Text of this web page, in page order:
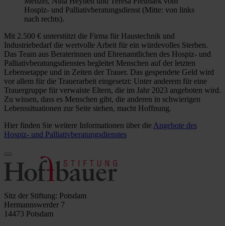
Hospiz- und Palliativberatungsdienst (Mitte: von links
nach rechts).
Mit 2.500 € unterstützt die Firma für Haustechnik und
Industriebedarf die wertvolle Arbeit für ein würdevolles Sterben.
Das Team aus Beraterinnen und Ehrenamtlichen des Hospiz- und
Palliativberatungsdienstes begleitet Menschen auf der letzten
Lebensetappe und in Zeiten der Trauer. Das gespendete Geld wird
vor allem für die Trauerarbeit eingesetzt: Unter anderem für eine
Trauergruppe für verwaiste Eltern, die im Jahr 2023 angeboten wird.
Zu wissen, dass es Menschen gibt, die anderen in schwierigen
Lebenssituationen zur Seite stehen, macht Hoffnung.
Hier finden Sie weitere Informationen über dieAngebote des
Hospiz- und Palliativberatungsdienstes
Sitz der Stiftung: Potsdam
Hermannswerder 7
14473 Potsdam